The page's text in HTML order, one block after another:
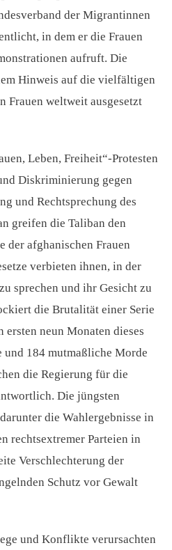
der Migrantinnen
in dem er die Frauen
aufruft. Die
Hinweis auf die vielfältigen
Frauen weltweit ausgesetzt
Leben, Freiheit“-Protesten
Diskriminierung gegen
und Rechtsprechung des
greifen die Taliban den
der afghanischen Frauen
verbieten ihnen, in der
sprechen und ihr Gesicht zu
die Brutalität einer Serie
ersten neun Monaten dieses
und 184 mutmaßliche Morde
die Regierung für die
Die jüngsten
die Wahlergebnisse in
rechtsextremer Parteien in
Verschlechterung der
Schutz vor Gewalt
und Konflikte verursachten